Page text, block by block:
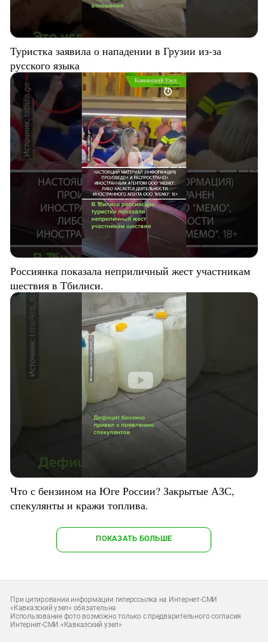
Туристка заявила о нападении в Грузии из-за
русского языка
Россиянка показала неприличный жест участникам
шествия в Тбилиси.
Что с бензином на Юге России? Закрытые АЗС,
спекулянты и кражи топлива.
ПОКАЗАТЬ БОЛЬШЕ
При цитировании информации гиперссылка на Интернет-СМИ
«Кавказский узел» обязательна
Использование фото возможно только с предварительного согласия
Интернет-СМИ «Кавказский узел»